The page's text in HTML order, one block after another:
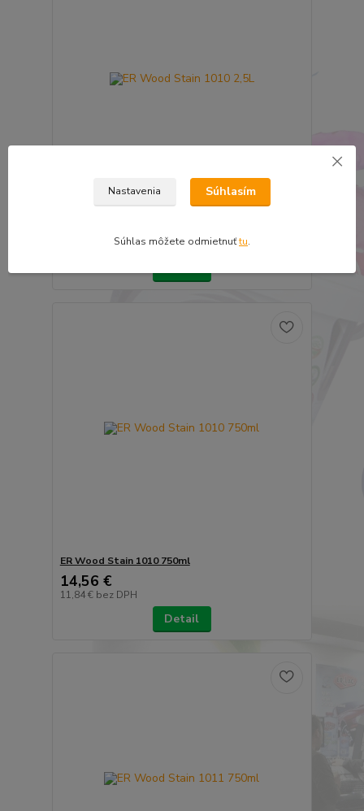
ER Wood Stain 1010 2,5L
bez DPH
ER Wood Stain 1010 750ml
14,56 €
11,84 € bez DPH
Detail
Nastavenia Súhlasím
Súhlas môžete odmietnuťtu.